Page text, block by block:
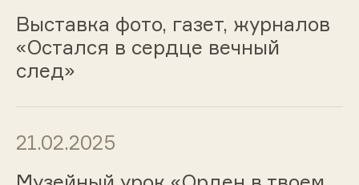
Выставка фото, газет, журналов
«Остался в сердце вечный
след»
21.02.2025